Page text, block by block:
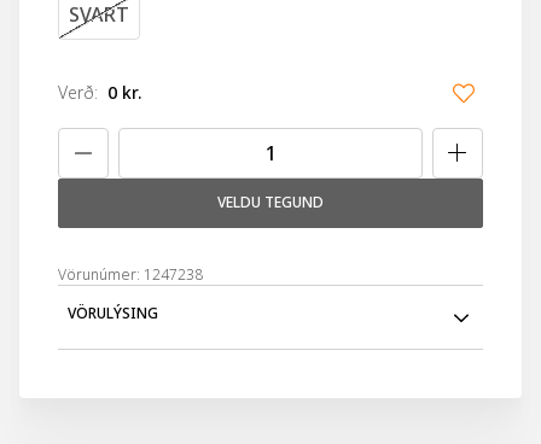
SVART
Verð: 0 kr.
VELDU TEGUND
Vörunúmer: 1247238
VÖRULÝSING
er að skipta út.